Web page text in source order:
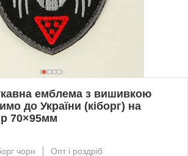
емблема з вишивкою
до України (кіборг) на
70×95мм
чорн
Опт і роздріб